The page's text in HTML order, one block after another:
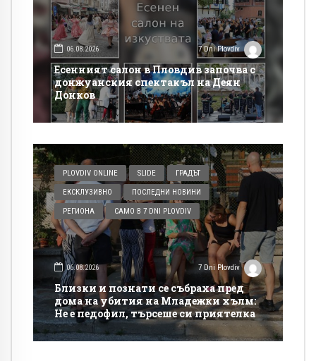
06.08.2026 7 Dni Plovdiv
Есенният салон в Пловдив започва с
донжуанския спектакъл на Деян
Донков
PLOVDIV ONLINE SLIDE ГРАДЪТ
ЕКСКЛУЗИВНО ПОСЛЕДНИ НОВИНИ
РЕГИОНА САМО В 7 DNI PLOVDIV
06.08.2026 7 Dni Plovdiv
Близки и познати се събраха пред
дома на убития на Младежки хълм:
Не е педофил, търсеше си приятелка